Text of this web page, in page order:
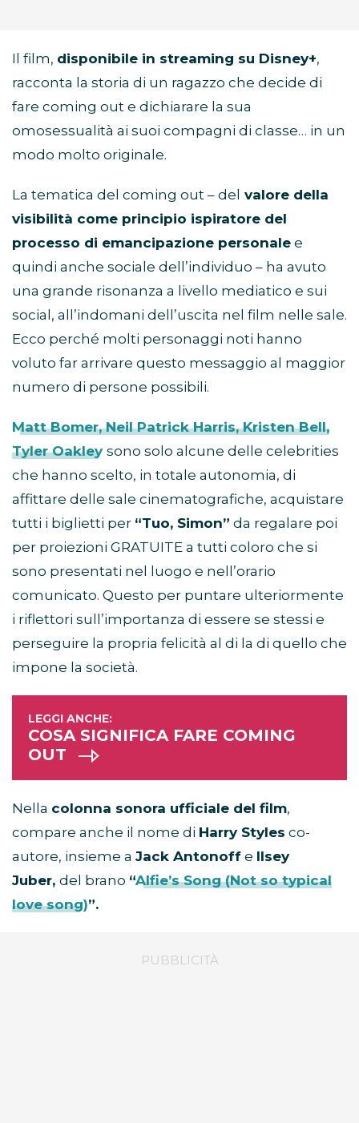
Il film, disponibile in streaming su Disney+,
racconta la storia di un ragazzo che decide di
fare coming out e dichiarare la sua
omosessualità ai suoi compagni di classe… in un
modo molto originale.
La tematica del coming out – del valore della
visibilità come principio ispiratore del
processo di emancipazione personale e
quindi anche sociale dell’individuo – ha avuto
una grande risonanza a livello mediatico e sui
social, all’indomani dell’uscita nel film nelle sale.
Ecco perché molti personaggi noti hanno
voluto far arrivare questo messaggio al maggior
numero di persone possibili.
Matt Bomer, Neil Patrick Harris, Kristen Bell,
Tyler Oakley sono solo alcune delle celebrities
che hanno scelto, in totale autonomia, di
affittare delle sale cinematografiche, acquistare
tutti i biglietti per “Tuo, Simon” da regalare poi
per proiezioni GRATUITE a tutti coloro che si
sono presentati nel luogo e nell’orario
comunicato. Questo per puntare ulteriormente
i riflettori sull’importanza di essere se stessi e
perseguire la propria felicità al di la di quello che
impone la società.
COSA SIGNIFICA FARE COMING
OUT
Nella colonna sonora ufficiale del film,
compare anche il nome di Harry Styles co-
autore, insieme a Jack Antonoff e Ilsey
Juber, del brano “Alfie’s Song (Not so typical
love song)”.